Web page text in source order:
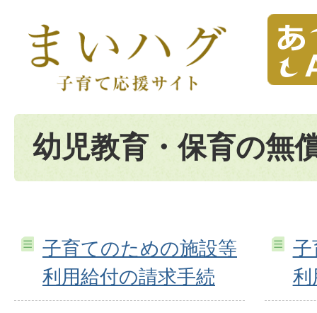
幼児教育・保育の無
子育てのための施設等
利用給付の請求手続
子
利